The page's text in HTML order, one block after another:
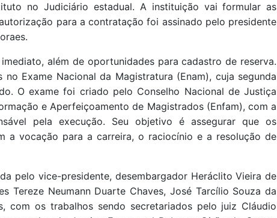
no Judiciário estadual. A instituição vai formular as
para a contratação foi assinado pelo presidente
além de oportunidades para cadastro de reserva.
Exame Nacional da Magistratura (Enam), cuja segunda
O exame foi criado pelo Conselho Nacional de Justiça
e Aperfeiçoamento de Magistrados (Enfam), com a
pela execução. Seu objetivo é assegurar que os
a vocação para a carreira, o raciocínio e a resolução de
pelo vice-presidente, desembargador Heráclito Vieira de
Tereze Neumann Duarte Chaves, José Tarcílio Souza da
com os trabalhos sendo secretariados pelo juiz Cláudio